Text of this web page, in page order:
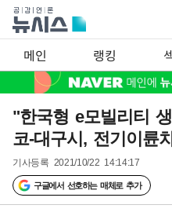
메인 랭킹
"한국형 e모빌리티
코-대구시, 전기이륜
기사등록 2021/10/22 14:14:17
구글에서 선호하는 매체로 추가